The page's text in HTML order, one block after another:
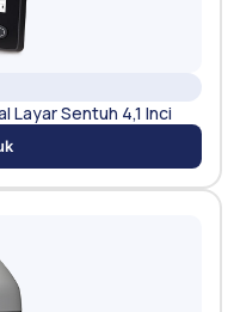
Layar Sentuh 4,1 Inci